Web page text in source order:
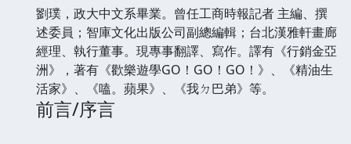
劉璞，政大中文系畢業。曾任工商時報記者 主編、撰
述委員；智庫文化出版公司副總編輯；台北漢雅軒畫廊
經理、執行董事。現專事翻譯、寫作。譯有《行銷金亞
洲》，著有《歡樂遊學GO！GO！GO！》、《精油生
活家》、《嗑。蘋果》、《我ㄉ巴弟》等。
前言/序言